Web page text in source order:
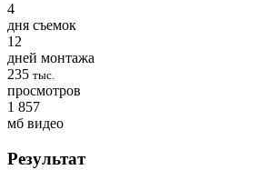
4
дня съемок
12
дней монтажа
235 тыс.
просмотров
1 857
мб видео
Результат